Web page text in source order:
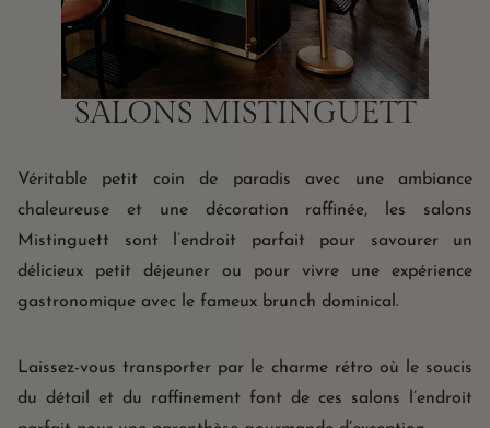
SALONS MISTINGUETT
Véritable petit coin de paradis avec une ambiance
chaleureuse et une décoration raffinée, les salons
Mistinguett sont l’endroit parfait pour savourer un
délicieux petit déjeuner ou pour vivre une expérience
gastronomique avec le fameux brunch dominical.
Laissez-vous transporter par le charme rétro où le soucis
du détail et du raffinement font de ces salons l’endroit